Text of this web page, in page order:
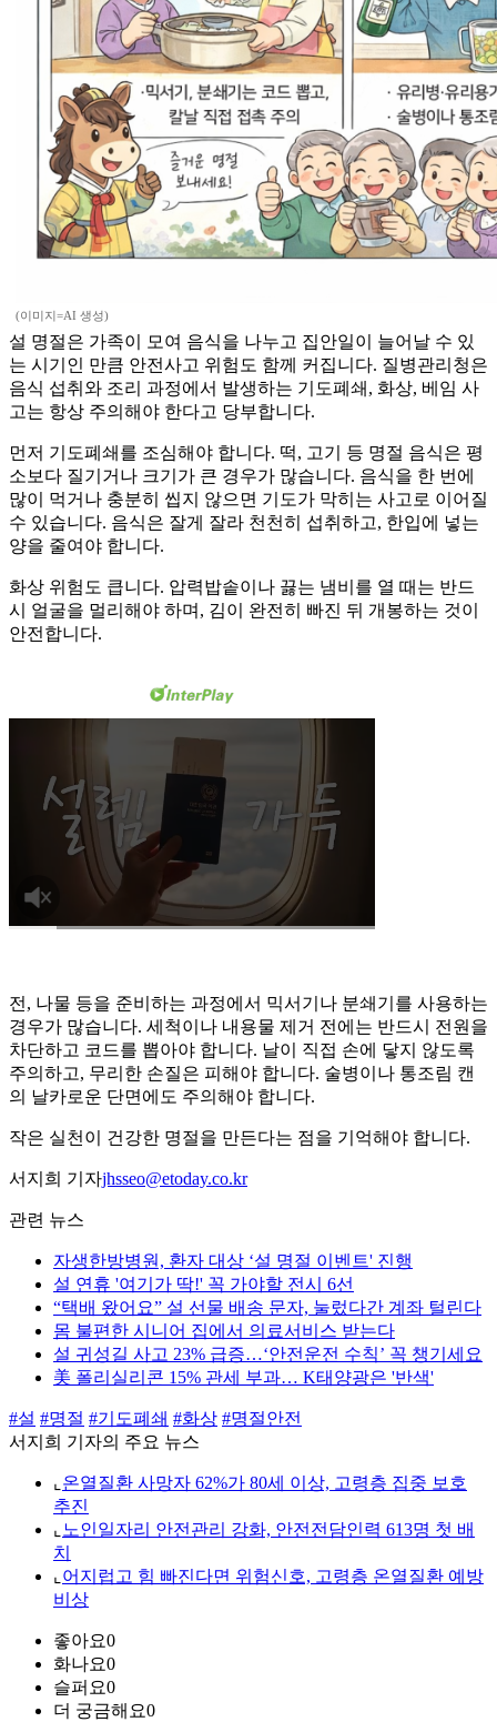
(이미지=AI 생성)
설 명절은 가족이 모여 음식을 나누고 집안일이 늘어날 수 있
는 시기인 만큼 안전사고 위험도 함께 커집니다. 질병관리청은
음식 섭취와 조리 과정에서 발생하는 기도폐쇄, 화상, 베임 사
고는 항상 주의해야 한다고 당부합니다.
먼저 기도폐쇄를 조심해야 합니다. 떡, 고기 등 명절 음식은 평
소보다 질기거나 크기가 큰 경우가 많습니다. 음식을 한 번에
많이 먹거나 충분히 씹지 않으면 기도가 막히는 사고로 이어질
수 있습니다. 음식은 잘게 잘라 천천히 섭취하고, 한입에 넣는
양을 줄여야 합니다.
화상 위험도 큽니다. 압력밥솥이나 끓는 냄비를 열 때는 반드
시 얼굴을 멀리해야 하며, 김이 완전히 빠진 뒤 개봉하는 것이
안전합니다.
전, 나물 등을 준비하는 과정에서 믹서기나 분쇄기를 사용하는
경우가 많습니다. 세척이나 내용물 제거 전에는 반드시 전원을
차단하고 코드를 뽑아야 합니다. 날이 직접 손에 닿지 않도록
주의하고, 무리한 손질은 피해야 합니다. 술병이나 통조림 캔
의 날카로운 단면에도 주의해야 합니다.
작은 실천이 건강한 명절을 만든다는 점을 기억해야 합니다.
서지희 기자jhsseo@etoday.co.kr
관련 뉴스
자생한방병원, 환자 대상 ‘설 명절 이벤트' 진행
설 연휴 '여기가 딱!' 꼭 가야할 전시 6선
“택배 왔어요” 설 선물 배송 문자, 눌렀다간 계좌 털린다
몸 불편한 시니어 집에서 의료서비스 받는다
설 귀성길 사고 23% 급증…‘안전운전 수칙’ 꼭 챙기세요
美 폴리실리콘 15% 관세 부과… K태양광은 '반색'
#설 #명절 #기도폐쇄 #화상 #명절안전
서지희 기자의 주요 뉴스
⌞ 온열질환 사망자 62%가 80세 이상, 고령층 집중 보호
추진
⌞ 노인일자리 안전관리 강화, 안전전담인력 613명 첫 배
치
⌞ 어지럽고 힘 빠진다면 위험신호, 고령층 온열질환 예방
비상
좋아요0
화나요0
슬퍼요0
더 궁금해요0